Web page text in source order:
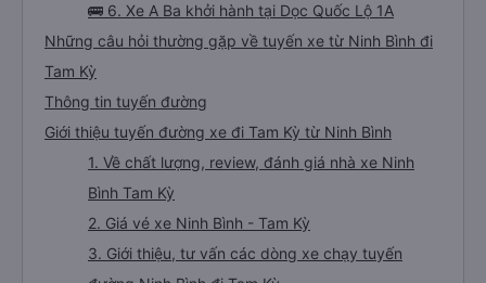
🚌 6. Xe A Ba khởi hành tại Dọc Quốc Lộ 1A
Những câu hỏi thường gặp về tuyến xe từ Ninh Bình đi
Tam Kỳ
Thông tin tuyến đường
Giới thiệu tuyến đường xe đi Tam Kỳ từ Ninh Bình
1. Về chất lượng, review, đánh giá nhà xe Ninh
Bình Tam Kỳ
2. Giá vé xe Ninh Bình - Tam Kỳ
3. Giới thiệu, tư vấn các dòng xe chạy tuyến